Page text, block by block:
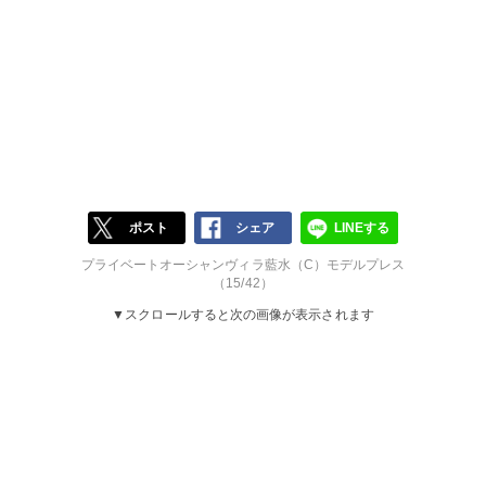
ポスト シェア LINEする
プライベートオーシャンヴィラ藍水（C）モデルプレス
（15/42）
▼スクロールすると次の画像が表示されます